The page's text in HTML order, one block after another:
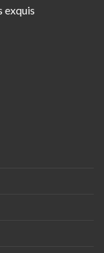
exquis